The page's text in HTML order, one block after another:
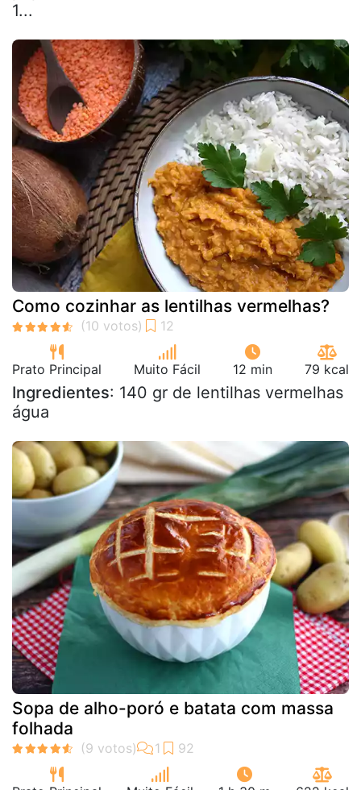
1...
Como cozinhar as lentilhas vermelhas?
Prato Principal Muito Fácil 12 min 79 kcal
Ingredientes: 140 gr de lentilhas vermelhas
água
Sopa de alho-poró e batata com massa
folhada